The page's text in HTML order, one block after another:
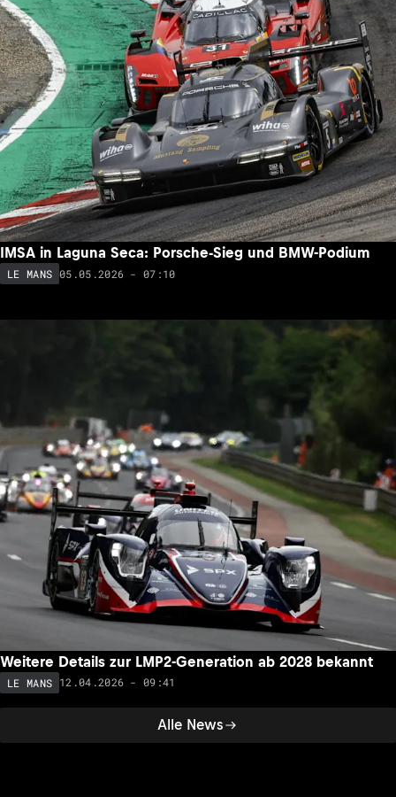
Alle News
IMSA in Laguna Seca: Porsche-Sieg und BMW-Podium
LE MANS 05.05.2026 - 07:10
Weitere Details zur LMP2-Generation ab 2028 bekannt
LE MANS 12.04.2026 - 09:41